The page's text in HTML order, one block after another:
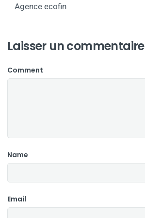
Agence ecofin
Laisser un commentaire
Comment
Name
Email